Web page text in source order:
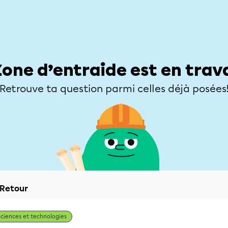
d’entraide est en
Retrouve ta question parmi celles déjà
Retour
et technologies